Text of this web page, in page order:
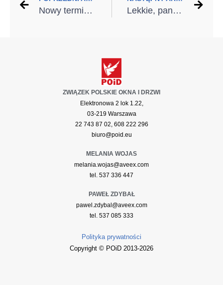
Nowy termin webinarium na temat programu „Czyste Powietrze” Lekkie, panoramiczne drzwi przesuwne – MB-Skyline Type R od Aluprof
ZWIĄZEK POLSKIE OKNA I DRZWI
Elektronowa 2 lok 1.22,
03-219 Warszawa
22 743 87 02, 608 222 296
biuro@poid.eu
MELANIA WOJAS
melania.wojas@aveex.com
tel. 537 336 447
PAWEŁ ZDYBAŁ
pawel.zdybal@aveex.com
tel. 537 085 333
Polityka prywatności
Copyright © POiD 2013-2026